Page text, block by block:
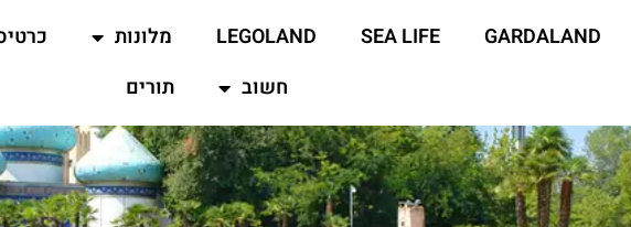
GARDALAND
SEA LIFE
LEGOLAND מלונות
חשוב
תורים